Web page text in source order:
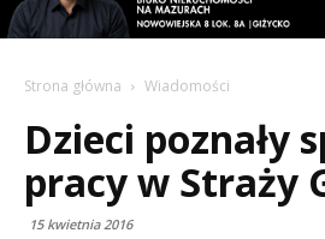
Strona główna Wiadomości
Dzieci poznały
pracy w Straży
15 kwietnia 2016